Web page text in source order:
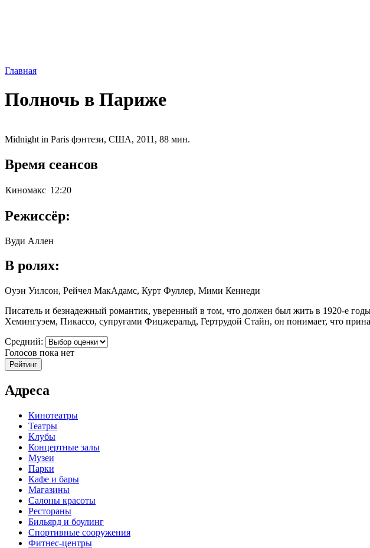
Главная
Полночь в Париже
Midnight in Paris фэнтези, США, 2011, 88 мин.
Время сеансов
Киномакс 12:20
Режиссёр:
Вуди Аллен
В ролях:
Оуэн Уилсон, Рейчел МакАдамс, Курт Фуллер, Мими Кеннеди
Писатель и безнадежный романтик, уверенный в том, что должен был жить в 1920-е
Хемингуэем, Пикассо, супругами Фицжеральд, Гертрудой Стайн, он понимает, что
Средний:
Голосов пока нет
Адреса
Кинотеатры
Театры
Клубы
Концертные залы
Музеи
Парки
Кафе и бары
Магазины
Салоны красоты
Рестораны
Бильярд и боулинг
Спортивные сооружения
Фитнес-центры